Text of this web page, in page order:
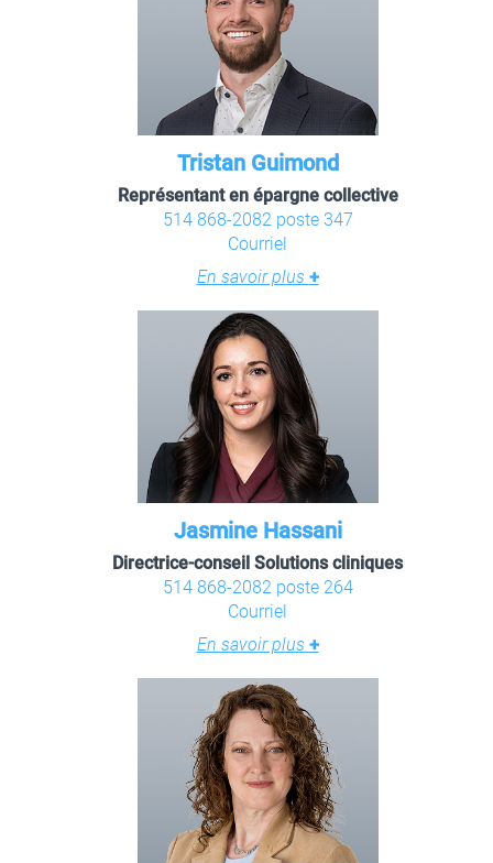
Tristan Guimond
Représentant en épargne collective
514 868-2082 poste 347
Courriel
En savoir plus +
Jasmine Hassani
Directrice-conseil Solutions cliniques
514 868-2082 poste 264
Courriel
En savoir plus +